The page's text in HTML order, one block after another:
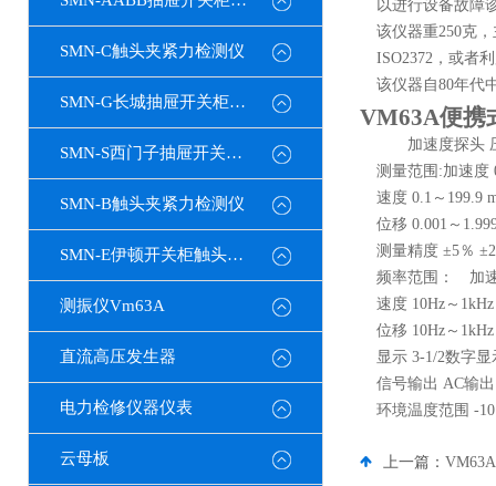
SMN-C触头夹紧力检测仪
SMN-G长城抽屉开关柜触头夹紧力检测仪
SMN-S西门子抽屉开关柜触头夹紧力检测仪
SMN-B触头夹紧力检测仪
SMN-E伊顿开关柜触头夹紧力检测仪
测振仪Vm63A
直流高压发生器
电力检修仪器仪表
云母板
以进行设备故障
该仪器重250克
ISO2372，或者
该仪器自80年代
VM63A便携
加速度探头
测量范围:加速度
速度 0.1～199.9
位移 0.001～
测量精度 ±5％
频率范围： 加速
速度 10Hz～1kHz
位移 10Hz～
显示 3-1/2数字
信号输出 AC输
环境温度范围 -
上一篇：